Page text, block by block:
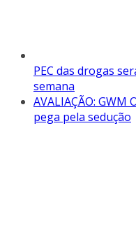
PEC das drogas
semana
AVALIAÇÃO: GWM
pega pela sedução